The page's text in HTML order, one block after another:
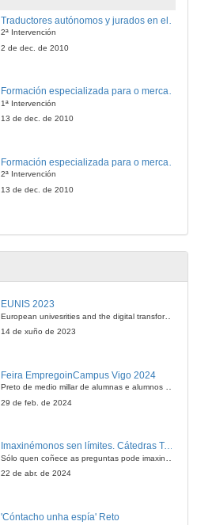
2ª Intervención
2 de dec. de 2010
Formación especializada para o mercado e axencias de T/I
1ª Intervención
13 de dec. de 2010
2ª Intervención
13 de dec. de 2010
EUNIS 2023
European univesrities and the digital transformation: challenges and opportunities ahead
14 de xuño de 2023
Feira EmpregoinCampus Vigo 2024
Preto de medio millar de alumnas e alumnos buscan coñecer máis de preto as oportunidades que lles achegan as arredor de medio cento de empresas que participan na edición viguesa da feira. Xunto coa visita aos stands, durante a feria desenvólvense varias actividades complementarias, como obradoiros, conversas, mesas redondas ou o pasaporte de empregabilidade, un espazo no que poderán recibir asesoramento sobre o seu CV.
29 de feb. de 2024
Imaxinémonos sen límites. Cátedras Telefónica
22 de abr. de 2024
'Cóntacho unha espía' Reto